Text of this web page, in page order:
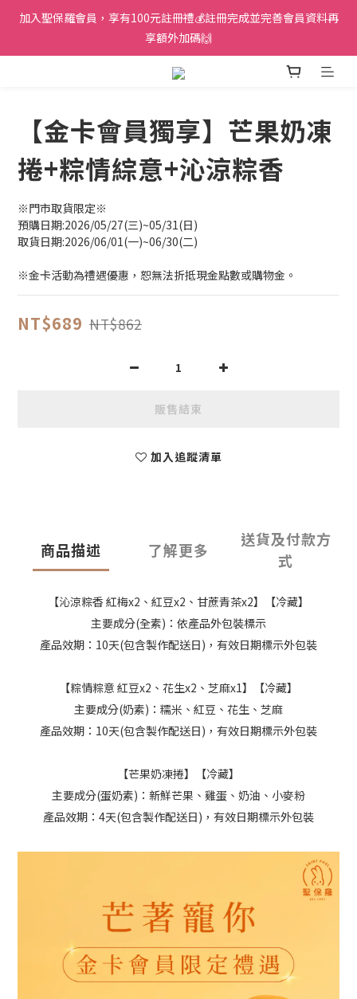
加入聖保羅會員，享有100元註冊禮💰註冊完成並完善會員資料再
享額外加碼🙌
【金卡會員獨享】芒果奶凍
捲+粽情綜意+沁涼粽香
※門市取貨限定※
預購日期:2026/05/27(三)~05/31(日)
取貨日期:2026/06/01(一)~06/30(二)
※金卡活動為禮遇優惠，恕無法折抵現金點數或購物金。
NT$689 NT$862
販售結束
加入追蹤清單
商品描述 了解更多
送貨及付款方
式
【沁涼粽香 紅梅x2、紅豆x2、甘蔗青茶x2】【冷藏】
主要成分(全素)：依產品外包裝標示
產品效期：10天(包含製作配送日)，有效日期標示外包裝
【粽情粽意 紅豆x2、花生x2、芝麻x1】【冷藏】
主要成分(奶素)：糯米、紅豆、花生、芝麻
產品效期：10天(包含製作配送日)，有效日期標示外包裝
【芒果奶凍捲】【冷藏】
主要成分(蛋奶素)：新鮮芒果、雞蛋、奶油、小麥粉
產品效期：4天(包含製作配送日)，有效日期標示外包裝